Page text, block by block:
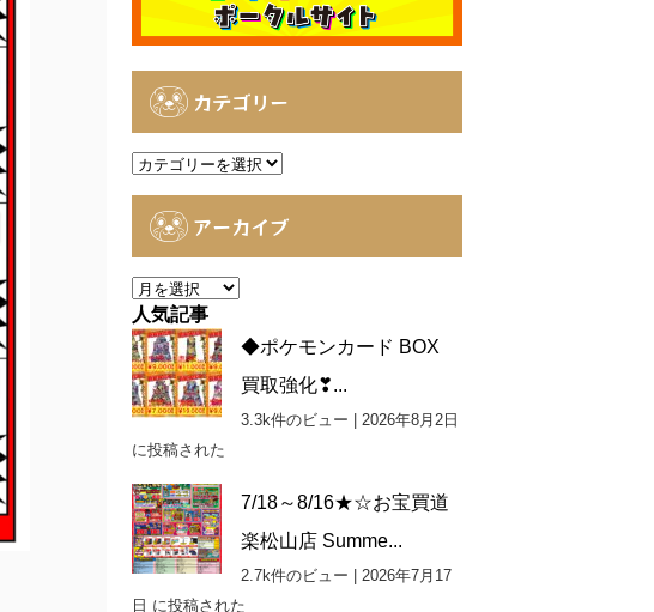
カテゴリー
カ
アーカイブ
ア
ー
カ
イ
ブ
人気記事
◆ポケモンカード BOX
買取強化❣...
3.3k件のビュー
2026年8月2日
に投稿された
7/18～8/16★☆お宝買道
楽松山店 Summe...
2.7k件のビュー
2026年7月17
日 に投稿された